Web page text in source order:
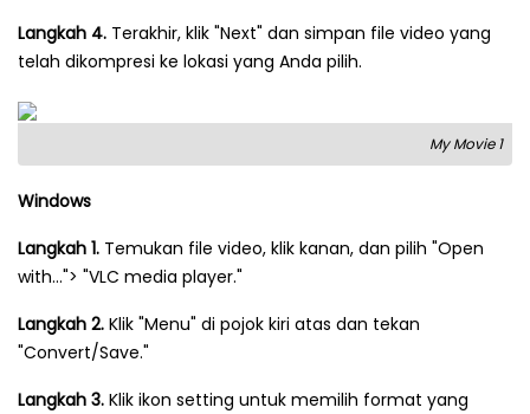
Langkah 4. Terakhir, klik "Next" dan simpan file video yang
telah dikompresi ke lokasi yang Anda pilih.
My Movie 1
Windows
Langkah 1. Temukan file video, klik kanan, dan pilih "Open
with…"> "VLC media player."
Langkah 2. Klik "Menu" di pojok kiri atas dan tekan
"Convert/Save."
Langkah 3. Klik ikon setting untuk memilih format yang